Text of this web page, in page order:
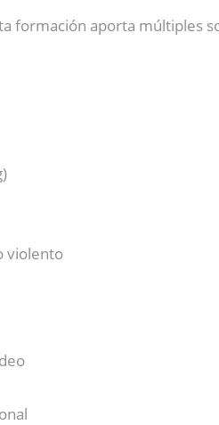
formación aporta múltiples
violento